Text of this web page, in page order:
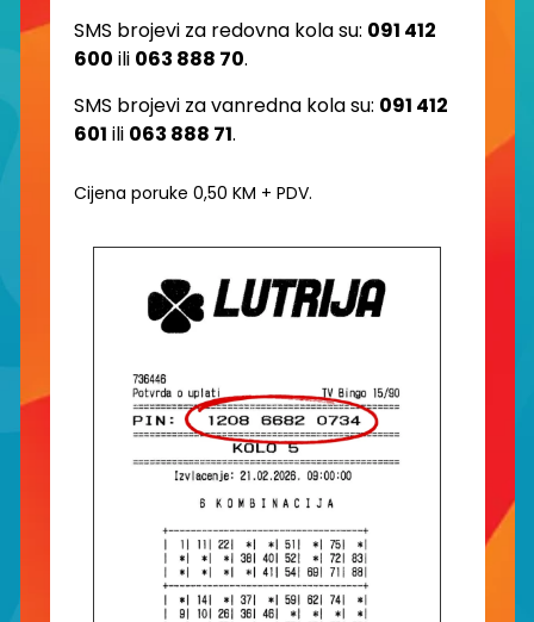
SMS brojevi za redovna kola su: 091 412
600 ili 063 888 70.
SMS brojevi za vanredna kola su: 091 412
601 ili 063 888 71.
Cijena poruke 0,50 KM + PDV.